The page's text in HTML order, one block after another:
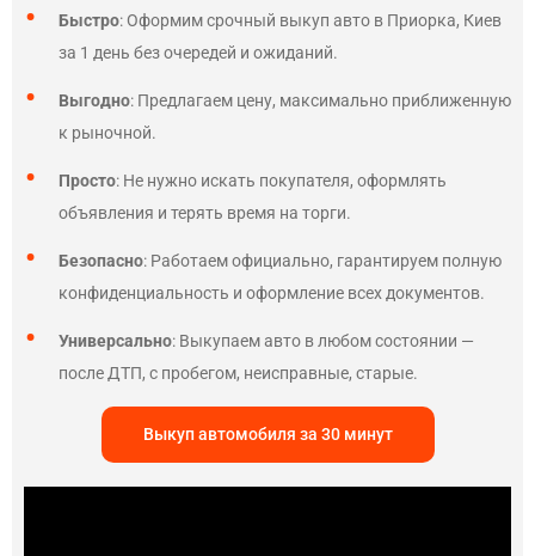
Быстро: Оформим срочный выкуп авто в Приорка, Киев
за 1 день без очередей и ожиданий.
Выгодно: Предлагаем цену, максимально приближенную
к рыночной.
Просто: Не нужно искать покупателя, оформлять
объявления и терять время на торги.
Безопасно: Работаем официально, гарантируем полную
конфиденциальность и оформление всех документов.
Универсально: Выкупаем авто в любом состоянии —
после ДТП, с пробегом, неисправные, старые.
Выкуп автомобиля за 30 минут